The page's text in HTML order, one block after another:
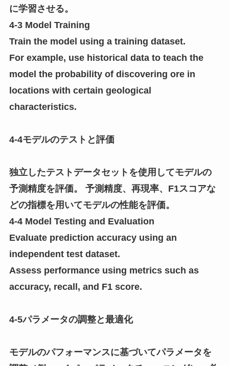
に学習させる。
4-3 Model Training
Train the model using a training dataset.
For example, use historical data to teach the
model the probability of discovering ore in
locations with certain geological
characteristics.
4-4モデルのテストと評価
独立したテストデータセットを使用してモデルの
予測精度を評価。 予測精度、再現率、F1スコアな
どの指標を用いてモデルの性能を評価。
4-4 Model Testing and Evaluation
Evaluate prediction accuracy using an
independent test dataset.
Assess performance using metrics such as
accuracy, recall, and F1 score.
4-5パラメータの調整と最適化
モデルのパフォーマンスに基づいてパラメータを